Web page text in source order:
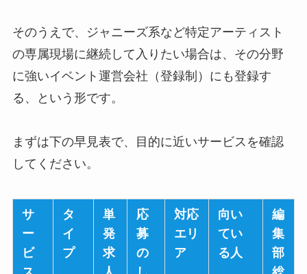
そのうえで、ジャニーズ系など特定アーティスト
の専属現場に継続して入りたい場合は、その分野
に強いイベント運営会社（登録制）にも登録す
る、という形です。
まずは下の早見表で、目的に近いサービスを確認
してください。
サ
ー
ビ
タ
イ
プ
単
発
求
応
募
の
対応
エリ
ア
向い
てい
る人
編
集
部